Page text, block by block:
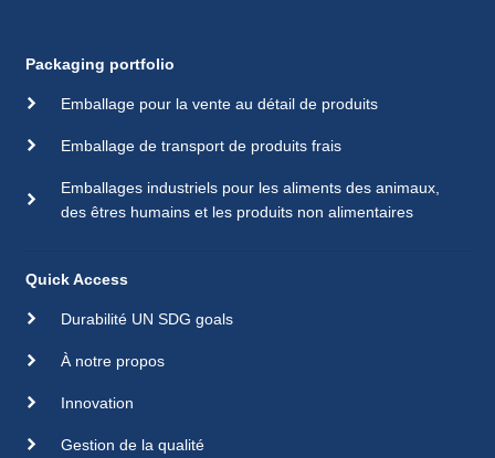
Packaging portfolio
Emballage pour la vente au détail de produits
Emballage de transport de produits frais
Emballages industriels pour les aliments des animaux,
des êtres humains et les produits non alimentaires
Quick Access
Durabilité UN SDG goals
À notre propos
Innovation
Gestion de la qualité